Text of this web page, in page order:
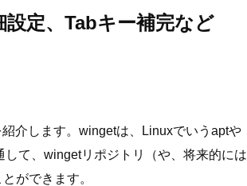
定、Tabキー補完など
介します。wingetは、Linuxでいうaptや
て、wingetリポジトリ（や、将来的には
ができます。